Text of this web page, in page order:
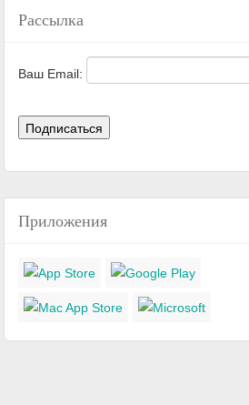
Рассылка
Ваш Email:
Приложения